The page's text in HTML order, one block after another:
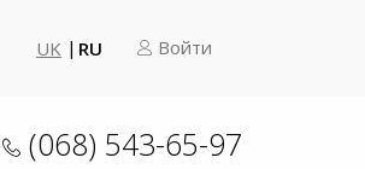
UK RU Войти
(068) 543-65-97